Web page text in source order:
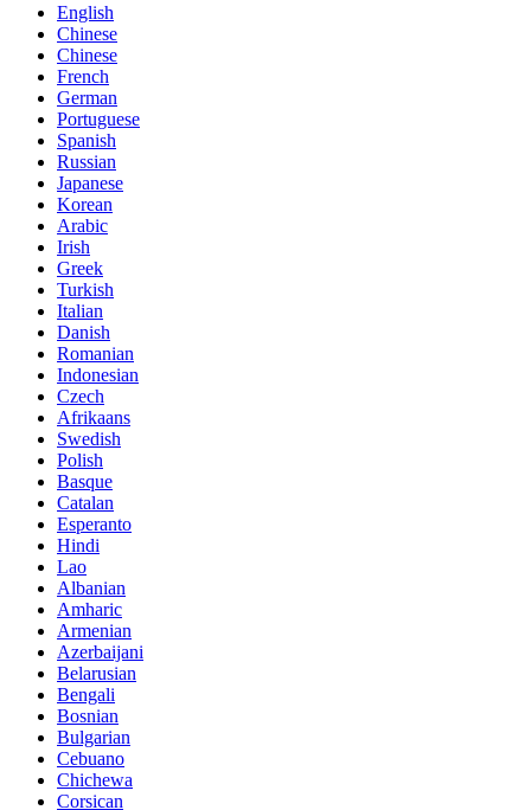
English
Chinese
Chinese
French
German
Portuguese
Spanish
Russian
Japanese
Korean
Arabic
Irish
Greek
Turkish
Italian
Danish
Romanian
Indonesian
Czech
Afrikaans
Swedish
Polish
Basque
Catalan
Esperanto
Hindi
Lao
Albanian
Amharic
Armenian
Azerbaijani
Belarusian
Bengali
Bosnian
Bulgarian
Cebuano
Chichewa
Corsican